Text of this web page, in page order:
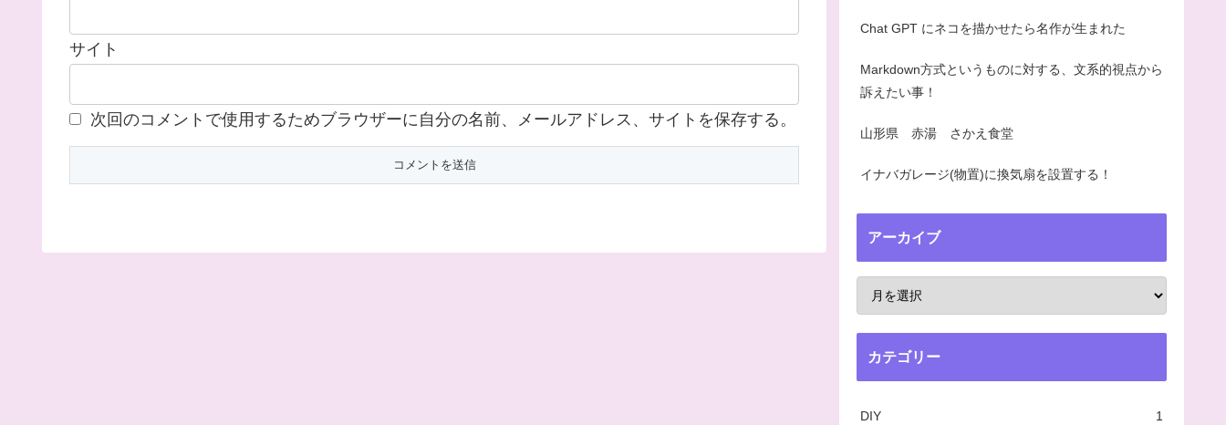
サイト
次回のコメントで使用するためブラウザーに自分の名前、メールアドレス、サイトを保存する。
Chat GPT にネコを描かせたら名作が生まれた
Markdown方式というものに対する、文系的視点から
訴えたい事！
山形県 赤湯 さかえ食堂
イナバガレージ(物置)に換気扇を設置する！
アーカイブ
カテゴリー
DIY 1